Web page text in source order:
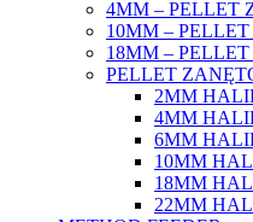
4MM – PELLET
10MM –
18MM –
PELLET
2MM
4MM
6MM
10MM
18MM
22MM